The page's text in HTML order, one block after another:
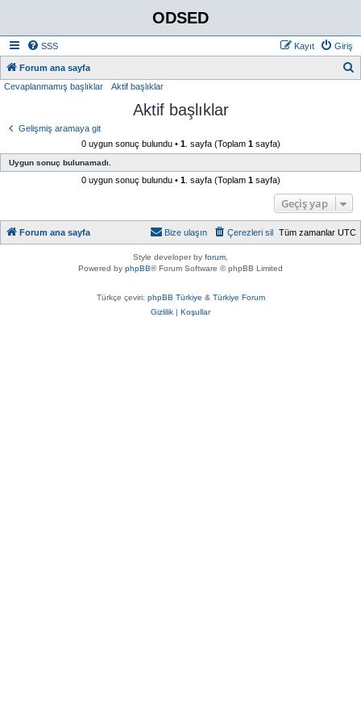
ODSED
SSS Giriş
Kayıt
Forum ana sayfa
Cevaplanmamış başlıklar Aktif başlıklar
Aktif başlıklar
Gelişmiş aramaya git
0 uygun sonuç bulundu • 1. sayfa (Toplam 1sayfa)
Uygun sonuç bulunamadı.
0 uygun sonuç bulundu • 1. sayfa (Toplam 1sayfa)
Geçiş yap
Forum ana sayfa Tüm zamanlar UTC
Çerezleri sil
Bize ulaşın
Style developer by forum
Powered by phpBB® Forum Software © phpBB Limited
Türkçe çeviri: phpBB Türkiye & Türkiye Forum
Gizlilik | Koşullar